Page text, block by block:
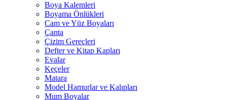
Boya Kalemleri
Boyama Önlükleri
Cam ve Yüz Boyaları
Çanta
Çizim Gereçleri
Defter ve Kitap Kapları
Evalar
Keçeler
Matara
Model Hamurlar ve Kalıpları
Mum Boyalar